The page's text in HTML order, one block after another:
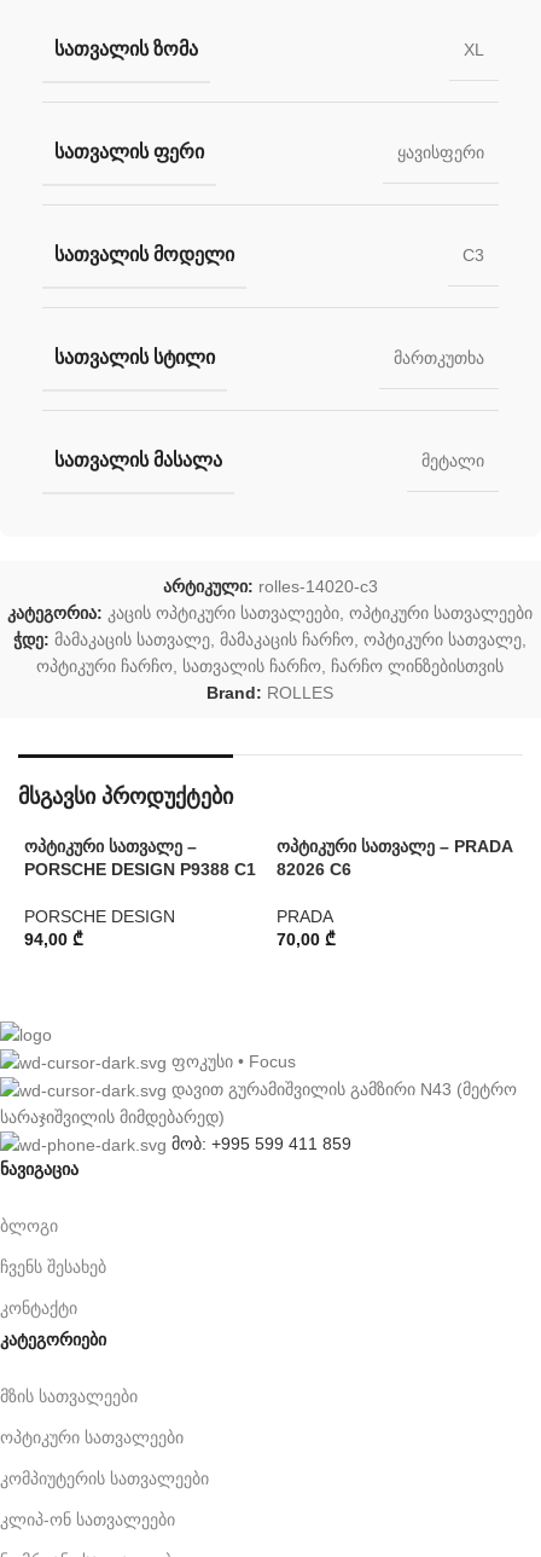
ᲡᲐᲗᲕᲐᲚᲘᲡ ᲖᲝᲛᲐ XL
ᲡᲐᲗᲕᲐᲚᲘᲡ ᲤᲔᲠᲘ ყავისფერი
ᲡᲐᲗᲕᲐᲚᲘᲡ ᲛᲝᲓᲔᲚᲘ C3
ᲡᲐᲗᲕᲐᲚᲘᲡ ᲡᲢᲘᲚᲘ მართკუთხა
ᲡᲐᲗᲕᲐᲚᲘᲡ ᲛᲐᲡᲐᲚᲐ მეტალი
არტიკული: rolles-14020-c3
კატეგორია: კაცის ოპტიკური სათვალეები, ოპტიკური სათვალეები
ჭდე: მამაკაცის სათვალე, მამაკაცის ჩარჩო, ოპტიკური სათვალე,
ოპტიკური ჩარჩო, სათვალის ჩარჩო, ჩარჩო ლინზებისთვის
Brand: ROLLES
მსგავსი პროდუქტები
ოპტიკური სათვალე –
PORSCHE DESIGN P9388 C1
PORSCHE DESIGN
94,00 ₾
ოპტიკური სათვალე – PRADA
82026 C6
PRADA
70,00 ₾
ფოკუსი • Focus
დავით გურამიშვილის გამზირი N43 (მეტრო
სარაჯიშვილის მიმდებარედ)
მობ: +995 599 411 859
ნავიგაცია
ბლოგი
ჩვენს შესახებ
კონტაქტი
კატეგორიები
მზის სათვალეები
ოპტიკური სათვალეები
კომპიუტერის სათვალეები
კლიპ-ონ სათვალეები